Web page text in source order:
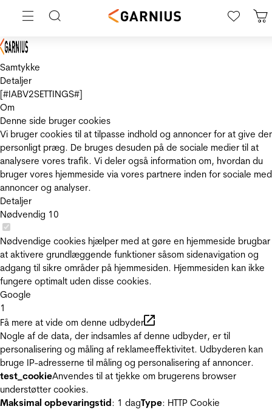
Samtykke
Detaljer
[#IABV2SETTINGS#]
Om
Denne side bruger cookies
Vi bruger cookies til at tilpasse indhold og annoncer for at give
personligt præg. De bruges desuden på de sociale medier til at
analysere vores trafik. Vi deler også information om, hvordan du
bruger vores hjemmeside via vores partnere inden for sociale
annoncer og analyser.
Detaljer
Nødvendig 10
Nødvendige cookies hjælper med at gøre en hjemmeside
at aktivere grundlæggende funktioner såsom sidenavigation og
adgang til sikre områder på hjemmesiden. Hjemmesiden kan ikke
fungere optimalt uden disse cookies.
Google
1
Få mere at vide om denne udbyder
Nogle af de data, der indsamles af denne udbyder, er til
personalisering og måling af reklameeffektivitet. Udbyderen kan
bruge IP-adresserne til måling og personalisering af annoncer.
test_cookieAnvendes til at tjekke om brugerens browser
understøtter cookies.
Maksimal opbevaringstid: 1 dagType: HTTP Cookie